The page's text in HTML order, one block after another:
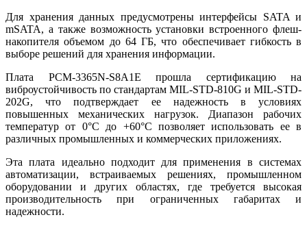
Для хранения данных предусмотрены интерфейсы SATA и
mSATA, а также возможность установки встроенного флеш-
накопителя объемом до 64 ГБ, что обеспечивает гибкость в
выборе решений для хранения информации.
Плата PCM-3365N-S8A1E прошла сертификацию на
виброустойчивость по стандартам MIL-STD-810G и MIL-STD-
202G, что подтверждает ее надежность в условиях
повышенных механических нагрузок. Диапазон рабочих
температур от 0°C до +60°C позволяет использовать ее в
различных промышленных и коммерческих приложениях.
Эта плата идеально подходит для применения в системах
автоматизации, встраиваемых решениях, промышленном
оборудовании и других областях, где требуется высокая
производительность при ограниченных габаритах и
надежности.